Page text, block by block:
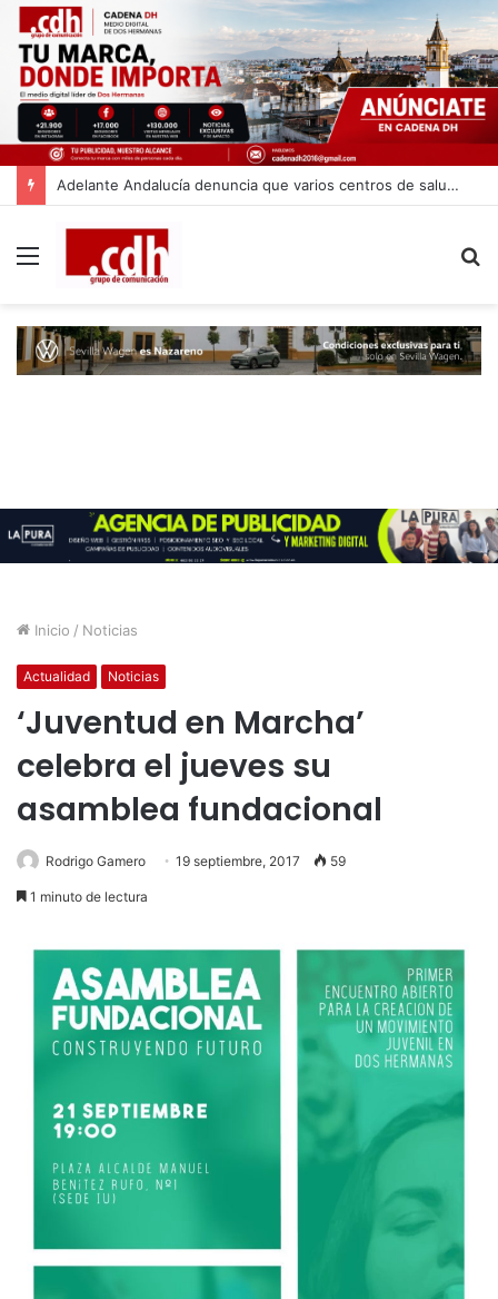
Adelante Andalucía denuncia que varios centros de salud de Dos Hermanas se quedan sin pediatra en pleno mes de agosto
Inicio / Noticias
Actualidad Noticias
‘Juventud en Marcha’
celebra el jueves su
asamblea fundacional
Rodrigo Gamero 19 septiembre, 2017 59
1 minuto de lectura